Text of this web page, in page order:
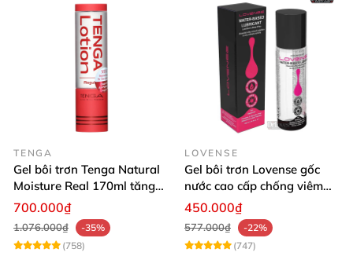
TENGA
Gel bôi trơn Tenga Natural
Moisture Real 170ml tăng
ẩm tự nhiên
700.000₫
1.076.000₫
-35%
(758)
LOVENSE
Gel bôi trơn Lovense gốc
nước cao cấp chống viêm
nhiễm vùng kín
450.000₫
577.000₫
-22%
(747)